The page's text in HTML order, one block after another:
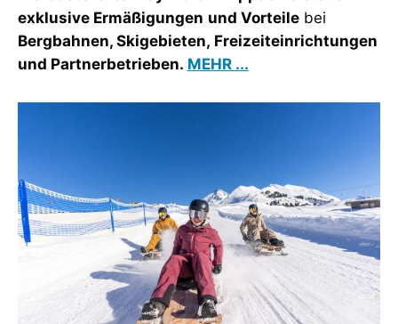
exklusive Ermäßigungen und Vorteilebei
Bergbahnen, Skigebieten, Freizeiteinrichtungen
und Partnerbetrieben. MEHR ...